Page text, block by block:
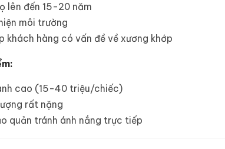
lên đến 15-20 năm
môi trường
khách hàng có vấn đề về xương khớp
cao (15-40 triệu/chiếc)
rất nặng
quản tránh ánh nắng trực tiếp